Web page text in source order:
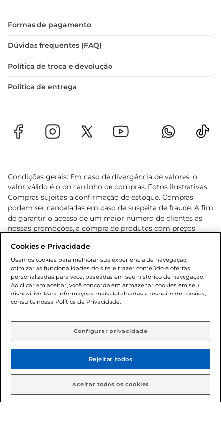
Formas de pagamento
Dúvidas frequentes (FAQ)
Política de troca e devolução
Política de entrega
Condições gerais: Em caso de divergência de valores, o
valor válido é o do carrinho de compras. Fotos ilustrativas.
Compras sujeitas a confirmação de estoque. Compras
podem ser canceladas em caso de suspeita de fraude. A fim
de garantir o acesso de um maior número de clientes as
nossas promoções, a compra de produtos com preços
cliente. Os preços, ofertas e condições são exclusivos para
o e-commerce e válidos durante o dia de hoje, podendo
sofrer alterações sem prévia notificação. Proibida a venda
de bebidas alcoólicas para menores de 18 anos, conforme
Lei n.º 8069/90, art. 81, inciso II (Estatuto da Criança e do
Adolescente). Preços e condições exclusivos para o
aviso prévio. O valor mínimo para as compras on-line é de
© 2026 Copyright. Todos os direitos
reservados Gbarbosa.
Cookies e Privacidade
Usamos cookies para melhorar sua experiência de navegação,
otimizar as funcionalidades do site, e trazer conteúdo e ofertas
personalizadas para você, baseadas em seu histórico de navegação.
Ao clicar em aceitar, você concorda em armazenar cookies em seu
dispositivo. Para informações mais detalhadas a respeito de cookies,
consulte nossa Política de Privacidade.
Configurar privacidade
Rejeitar todos
Aceitar todos os cookies